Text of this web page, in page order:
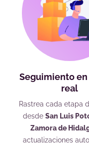
Seguimiento
real
Rastrea cada etapa
desde San Luis
Zamora de
actualizaciones